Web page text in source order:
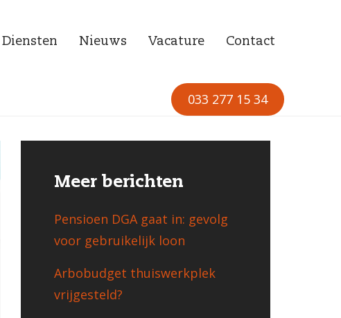
Diensten Nieuws Vacature Contact
033 277 15 34
Meer berichten
Pensioen DGA gaat in: gevolg
voor gebruikelijk loon
Arbobudget thuiswerkplek
vrijgesteld?